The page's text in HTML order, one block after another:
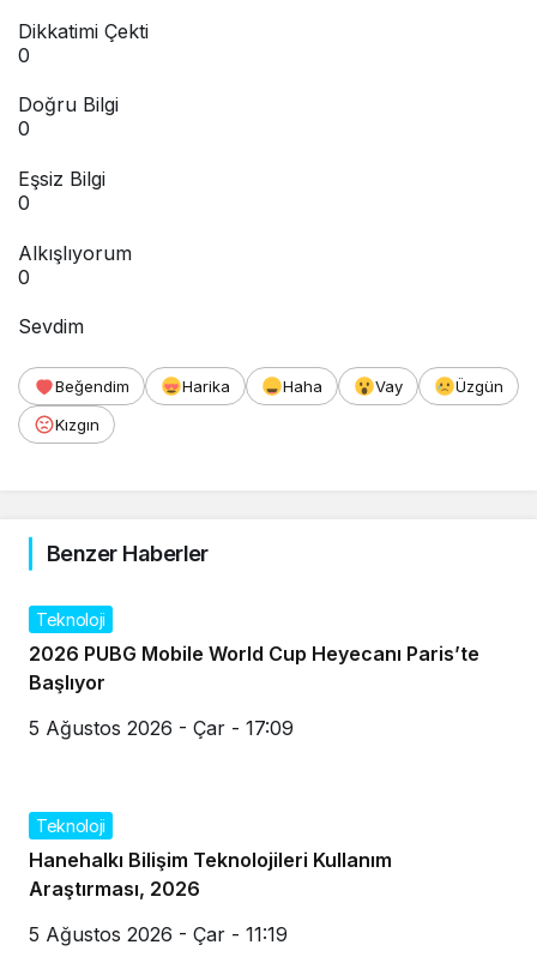
Dikkatimi Çekti
0
Doğru Bilgi
0
Eşsiz Bilgi
0
Alkışlıyorum
0
Sevdim
Beğendim Harika Haha Vay
Üzgün
Kızgın
Benzer Haberler
Teknoloji
2026 PUBG Mobile World Cup Heyecanı Paris’te
Başlıyor
5 Ağustos 2026 - Çar - 17:09
Teknoloji
Hanehalkı Bilişim Teknolojileri Kullanım
Araştırması, 2026
5 Ağustos 2026 - Çar - 11:19